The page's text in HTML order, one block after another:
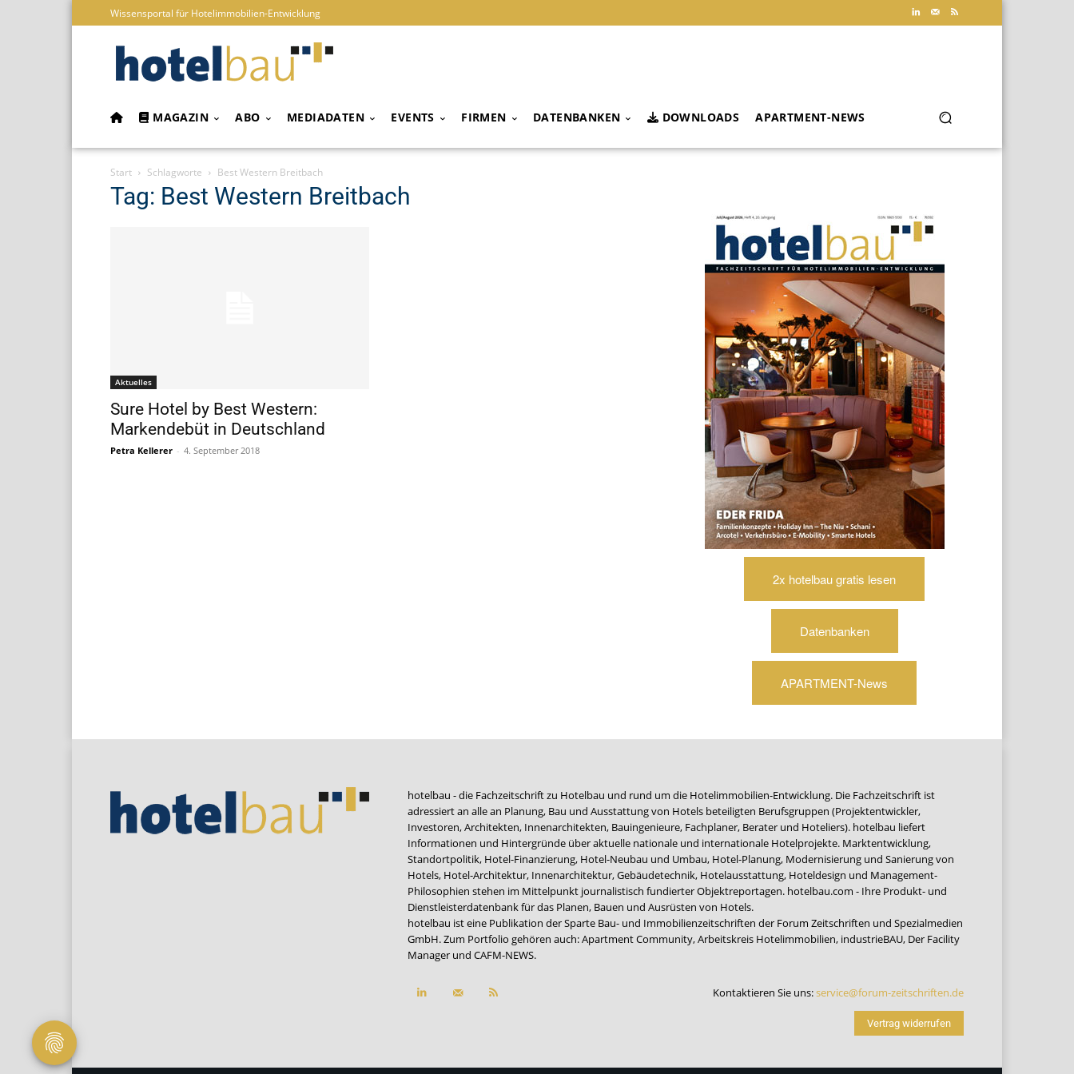
Wissensportal für Hotelimmobilien-Entwicklung
MAGAZIN ABO MEDIADATEN EVENTS FIRMEN DATENBANKEN DOWNLOADS APARTMENT-NEWS
Start Schlagworte Best Western Breitbach
Tag: Best Western Breitbach
Aktuelles
Sure Hotel by Best Western:
Markendebüt in Deutschland
Petra Kellerer - 4. September 2018
2x hotelbau gratis lesen
Datenbanken
APARTMENT-News
hotelbau - die Fachzeitschrift zu Hotelbau und rund um die Hotelimmobilien-Entwicklung. Die Fachzeitschrift ist
adressiert an alle an Planung, Bau und Ausstattung von Hotels beteiligten Berufsgruppen (Projektentwickler,
Investoren, Architekten, Innenarchitekten, Bauingenieure, Fachplaner, Berater und Hoteliers). hotelbau liefert
Informationen und Hintergründe über aktuelle nationale und internationale Hotelprojekte. Marktentwicklung,
Standortpolitik, Hotel-Finanzierung, Hotel-Neubau und Umbau, Hotel-Planung, Modernisierung und Sanierung von
Hotels, Hotel-Architektur, Innenarchitektur, Gebäudetechnik, Hotelausstattung, Hoteldesign und Management-
Philosophien stehen im Mittelpunkt journalistisch fundierter Objektreportagen. hotelbau.com - Ihre Produkt- und
Dienstleisterdatenbank für das Planen, Bauen und Ausrüsten von Hotels.
hotelbau ist eine Publikation der Sparte Bau- und Immobilienzeitschriften der Forum Zeitschriften und Spezialmedien
GmbH. Zum Portfolio gehören auch:Apartment Community,Arbeitskreis Hotelimmobilien, industrieBAU, Der Facility
Manager und CAFM-NEWS.
Kontaktieren Sie uns:service@forum-zeitschriften.de
Vertrag widerrufen